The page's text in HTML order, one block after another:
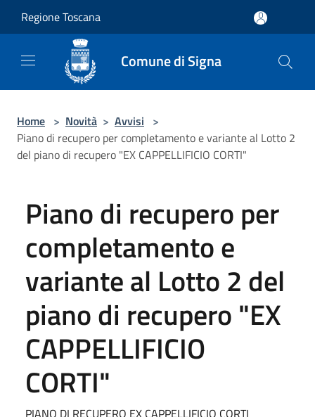
Regione Toscana
Comune di Signa
Home > Novità > Avvisi >
Piano di recupero per completamento e variante al Lotto 2
del piano di recupero "EX CAPPELLIFICIO CORTI"
Piano di recupero per
completamento e
variante al Lotto 2 del
piano di recupero "EX
CAPPELLIFICIO
CORTI"
PIANO DI RECUPERO EX CAPPELLIFICIO CORTI